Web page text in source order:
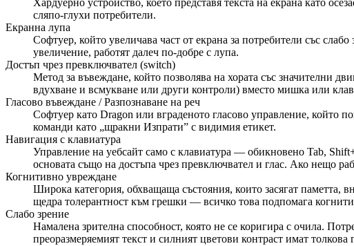
Хардуерно устройство, което представя текста на екрана като
сляпо-глухи потребители.
Екранна лупа
Софтуер, който увеличава част от екрана за потребители със
увеличение, работят далеч по-добре с лупа.
Достъп чрез превключвател (switch)
Метод за въвеждане, който позволява на хората със значителни
вдухване и всмукване или други контроли) вместо мишка или
Гласово въвеждане / Разпознаване на реч
Софтуер като Dragon или вграденото гласово управление, който
команди като „щракни Изпрати” с видимия етикет.
Навигация с клавиатура
Управление на уебсайт само с клавиатура — обикновено Tab,
основата също на достъпа чрез превключвател и глас. Ако нещо
Когнитивно увреждане
Широка категория, обхващаща състояния, които засягат паметта,
щедра толерантност към грешки — всичко това подпомага
Слабо зрение
Намалена зрителна способност, която не се коригира с очила.
преоразмеряемият текст и силният цветови контраст имат толкова